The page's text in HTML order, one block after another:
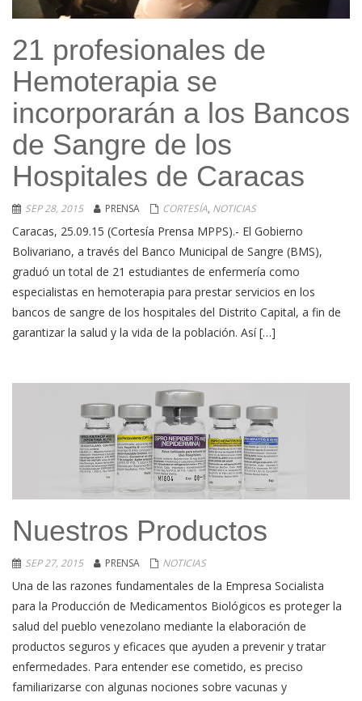
21 profesionales de
Hemoterapia se
incorporarán a los Bancos
de Sangre de los
Hospitales de Caracas
SEP 28, 2015 PRENSA CORTESÍA, NOTICIAS
Caracas, 25.09.15 (Cortesía Prensa MPPS).- El Gobierno
Bolivariano, a través del Banco Municipal de Sangre (BMS),
graduó un total de 21 estudiantes de enfermería como
especialistas en hemoterapia para prestar servicios en los
bancos de sangre de los hospitales del Distrito Capital, a fin de
garantizar la salud y la vida de la población. Así […]
Nuestros Productos
SEP 27, 2015 PRENSA NOTICIAS
Una de las razones fundamentales de la Empresa Socialista
para la Producción de Medicamentos Biológicos es proteger la
salud del pueblo venezolano mediante la elaboración de
productos seguros y eficaces que ayuden a prevenir y tratar
enfermedades. Para entender ese cometido, es preciso
familiarizarse con algunas nociones sobre vacunas y